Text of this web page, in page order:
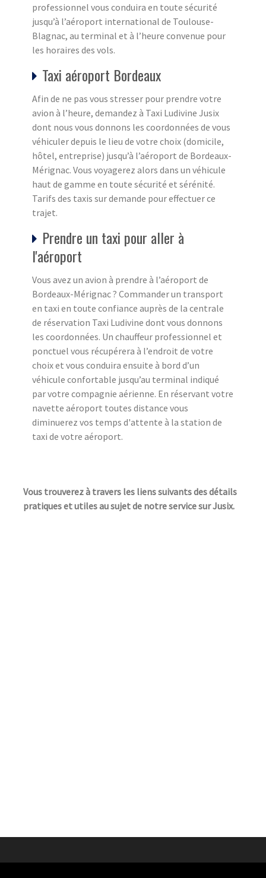
professionnel vous conduira en toute sécurité
jusqu’à l’aéroport international de Toulouse-
Blagnac, au terminal et à l’heure convenue pour
les horaires des vols.
Taxi aéroport Bordeaux
Afin de ne pas vous stresser pour prendre votre
avion à l’heure, demandez à Taxi Ludivine Jusix
dont nous vous donnons les coordonnées de vous
véhiculer depuis le lieu de votre choix (domicile,
hôtel, entreprise) jusqu’à l’aéroport de Bordeaux-
Mérignac. Vous voyagerez alors dans un véhicule
haut de gamme en toute sécurité et sérénité.
Tarifs des taxis sur demande pour effectuer ce
trajet.
Prendre un taxi pour aller à
l'aéroport
Vous avez un avion à prendre à l’aéroport de
Bordeaux-Mérignac ? Commander un transport
en taxi en toute confiance auprès de la centrale
de réservation Taxi Ludivine dont vous donnons
les coordonnées. Un chauffeur professionnel et
ponctuel vous récupérera à l’endroit de votre
choix et vous conduira ensuite à bord d’un
véhicule confortable jusqu’au terminal indiqué
par votre compagnie aérienne. En réservant votre
navette aéroport toutes distance vous
diminuerez vos temps d'attente à la station de
taxi de votre aéroport.
Vous trouverez à travers les liens suivants des détails
pratiques et utiles au sujet de notre service sur Jusix.